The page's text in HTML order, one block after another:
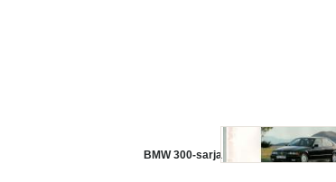
BMW 300-sarja -myyntiesite